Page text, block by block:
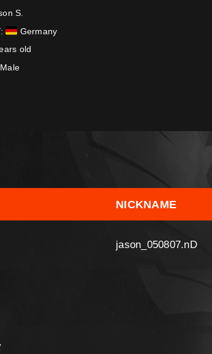
S.
:
Germany
old
NICKNAME
jason_050807.nD